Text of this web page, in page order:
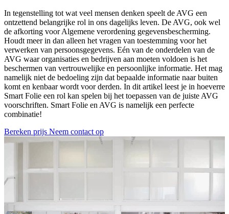
In tegenstelling tot wat veel mensen denken speelt de AVG een
ontzettend belangrijke rol in ons dagelijks leven. De AVG, ook wel
de afkorting voor Algemene verordening gegevensbescherming.
Houdt meer in dan alleen het vragen van toestemming voor het
verwerken van persoonsgegevens. Eén van de onderdelen van de
AVG waar organisaties en bedrijven aan moeten voldoen is het
beschermen van vertrouwelijke en persoonlijke informatie. Het mag
namelijk niet de bedoeling zijn dat bepaalde informatie naar buiten
komt en kenbaar wordt voor derden. In dit artikel leest je in hoeverre
Smart Folie een rol kan spelen bij het toepassen van de juiste AVG
voorschriften. Smart Folie en AVG is namelijk een perfecte
combinatie!
Bereken prijs Neem contact op